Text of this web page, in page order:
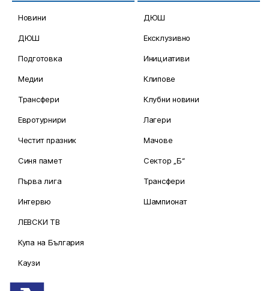
Новини
ДЮШ
Подготовка
Медии
Трансфери
Евротурнири
Честит празник
Синя памет
Първа лига
Интервю
ЛЕВСКИ ТВ
Купа на България
Каузи
ДЮШ
Ексклузивно
Инициативи
Клипове
Клубни новини
Лагери
Мачове
Сектор „Б“
Трансфери
Шампионат